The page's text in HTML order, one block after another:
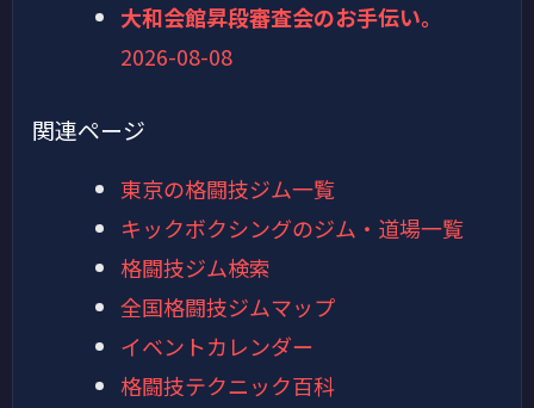
大和会館昇段審査会のお手伝い。
2026-08-08
関連ページ
東京の格闘技ジム一覧
キックボクシングのジム・道場一覧
格闘技ジム検索
全国格闘技ジムマップ
イベントカレンダー
格闘技テクニック百科